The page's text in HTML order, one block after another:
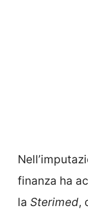
finanza ha
la Sterimed,